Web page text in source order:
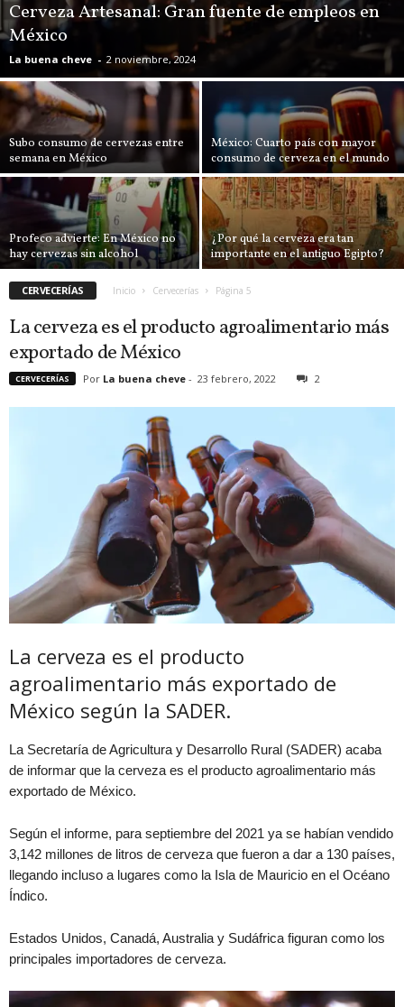
Cerveza Artesanal: Gran fuente de empleos en
México
La buena cheve - 2 noviembre, 2024
Subo consumo de cervezas entre
semana en México
México: Cuarto país con mayor
consumo de cerveza en el mundo
Profeco advierte: En México no
hay cervezas sin alcohol
¿Por qué la cerveza era tan
importante en el antiguo Egipto?
CERVECERÍAS Inicio Cervecerías Página 5
La cerveza es el producto agroalimentario más
exportado de México
CERVECERÍAS Por La buena cheve - 23 febrero, 2022 2
La cerveza es el producto
agroalimentario más exportado de
México según la SADER.
La Secretaría de Agricultura y Desarrollo Rural (SADER) acaba
de informar que la cerveza es el producto agroalimentario más
exportado de México.
Según el informe, para septiembre del 2021 ya se habían vendido
3,142 millones de litros de cerveza que fueron a dar a 130 países,
llegando incluso a lugares como la Isla de Mauricio en el Océano
Índico.
Estados Unidos, Canadá, Australia y Sudáfrica figuran como los
principales importadores de cerveza.